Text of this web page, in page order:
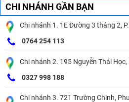
CHI NHÁNH GẦN BẠN
Chi nhánh 1. 1E Đường 3 tháng 2,
0764 254 113
Chi nhánh 2. 195 Nguyễn Thái Học,
0327 998 188
Chi nhánh 3. 721 Trường Chinh,